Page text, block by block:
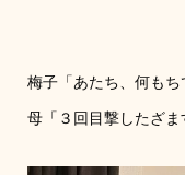
梅子「あたち、何もち
母「３回目撃したざま